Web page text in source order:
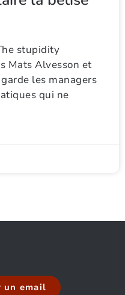
stupidity
Mats Alvesson et
les managers
qui ne
un email